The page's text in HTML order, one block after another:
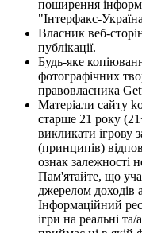
поширення
"Інтерфакс-
Власник веб-
публікації.
Будь-яке
фотографічних
правовласника
Матеріали сайту
старше 21 року
викликати ігрову
(принципів)
ознак залежності
Пам'ятайте, що
джерелом доходів
Інформаційний
ігри на реальні